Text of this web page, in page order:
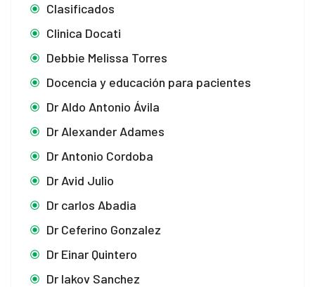
Clasificados
Clinica Docati
Debbie Melissa Torres
Docencia y educación para pacientes
Dr Aldo Antonio Ávila
Dr Alexander Adames
Dr Antonio Cordoba
Dr Avid Julio
Dr carlos Abadia
Dr Ceferino Gonzalez
Dr Einar Quintero
Dr Iakov Sanchez